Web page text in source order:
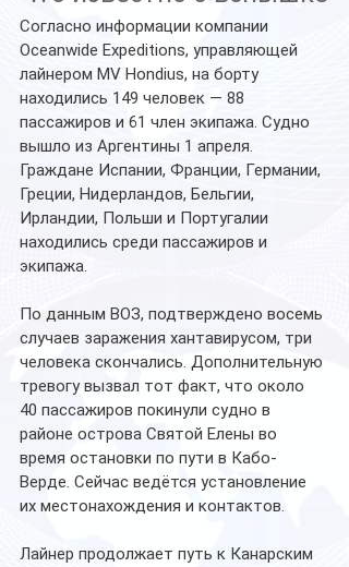
Согласно информации компании
Oceanwide Expeditions, управляющей
лайнером MV Hondius, на борту
находились 149 человек — 88
пассажиров и 61 член экипажа. Судно
вышло из Аргентины 1 апреля.
Граждане Испании, Франции, Германии,
Греции, Нидерландов, Бельгии,
Ирландии, Польши и Португалии
находились среди пассажиров и
экипажа.
По данным ВОЗ, подтверждено восемь
случаев заражения хантавирусом, три
человека скончались. Дополнительную
тревогу вызвал тот факт, что около
40 пассажиров покинули судно в
районе острова Святой Елены во
время остановки по пути в Кабо-
Верде. Сейчас ведётся установление
их местонахождения и контактов.
Лайнер продолжает путь к Канарским